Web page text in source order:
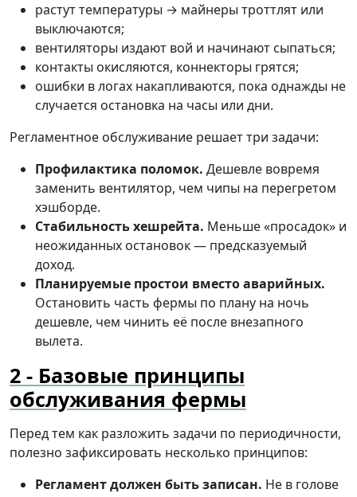
растут температуры → майнеры троттлят или
выключаются;
вентиляторы издают вой и начинают сыпаться;
контакты окисляются, коннекторы грятся;
ошибки в логах накапливаются, пока однажды не
случается остановка на часы или дни.
Регламентное обслуживание решает три задачи:
Профилактика поломок. Дешевле вовремя
заменить вентилятор, чем чипы на перегретом
хэшборде.
Стабильность хешрейта. Меньше «просадок» и
неожиданных остановок — предсказуемый
доход.
Планируемые простои вместо аварийных.
Остановить часть фермы по плану на ночь
дешевле, чем чинить её после внезапного
вылета.
Базовые принципы
обслуживания фермы
Перед тем как разложить задачи по периодичности,
полезно зафиксировать несколько принципов:
Регламент должен быть записан. Не в голове